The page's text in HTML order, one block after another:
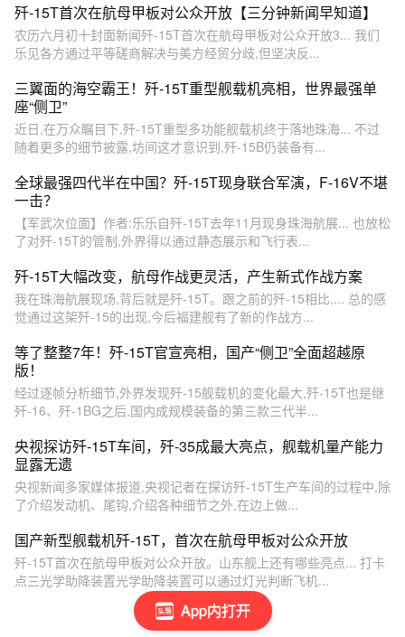
App内打开
歼-15T首次在航母甲板对公众开放【三分钟新闻早知道】
农历六月初十封面新闻歼-15T首次在航母甲板对公众开放3... 我们
乐见各方通过平等磋商解决与美方经贸分歧,但坚决反...
三翼面的海空霸王！歼-15T重型舰载机亮相，世界最强单
座“侧卫”
近日,在万众瞩目下,歼-15T重型多功能舰载机终于落地珠海... 不过
随着更多的细节披露,坊间这才意识到,歼-15B仍装备有...
全球最强四代半在中国？歼-15T现身联合军演，F-16V不堪
一击？
【军武次位面】作者:乐乐自歼-15T去年11月现身珠海航展... 也放松
了对歼-15T的管制,外界得以通过静态展示和飞行表...
歼-15T大幅改变，航母作战更灵活，产生新式作战方案
我在珠海航展现场,背后就是歼-15T。跟之前的歼-15相比,... 总的感
觉通过这架歼-15的出现,今后福建舰有了新的作战方...
等了整整7年！歼-15T官宣亮相，国产“侧卫”全面超越原
版！
经过逐帧分析细节,外界发现歼-15舰载机的变化最大,歼-15T也是继
歼-16、歼-1BG之后,国内成规模装备的第三款三代半...
央视探访歼-15T车间，歼-35成最大亮点，舰载机量产能力
显露无遗
央视新闻多家媒体报道,央视记者在探访歼-15T生产车间的过程中,除
了介绍发动机、尾钩,介绍各种细节之外,在边上做...
国产新型舰载机歼-15T，首次在航母甲板对公众开放
歼-15T首次在航母甲板对公众开放。山东舰上还有哪些亮点... 打卡
点三光学助降装置光学助降装置可以通过灯光判断飞机...